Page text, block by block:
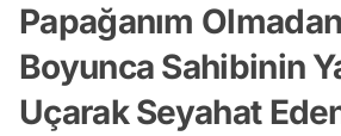
Papağanım
Boyunca Sahibinin
Uçarak Seyahat